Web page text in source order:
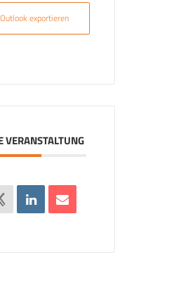
exportieren
VERANSTALTUNG